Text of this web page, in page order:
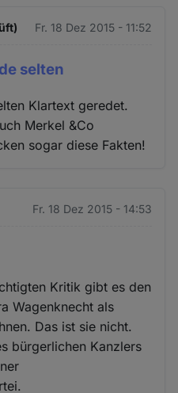
Fr. 18 Dez 2015 - 11:52
selten
Klartext geredet.
Merkel &Co
sogar diese Fakten!
Fr. 18 Dez 2015 - 14:53
Kritik gibt es den
Wagenknecht als
Das ist sie nicht.
bürgerlichen Kanzlers